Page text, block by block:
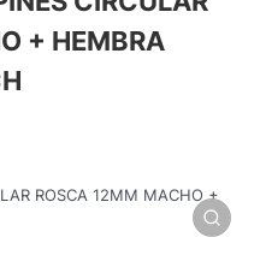
+ HEMBRA